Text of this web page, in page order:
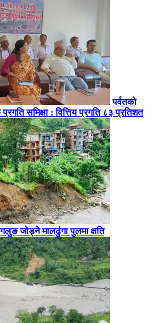
पर्वतको
समिक्षा : वित्तिय प्रगति ८३ प्रतिशत
जोड्ने मालढुंगा पुलमा क्षति